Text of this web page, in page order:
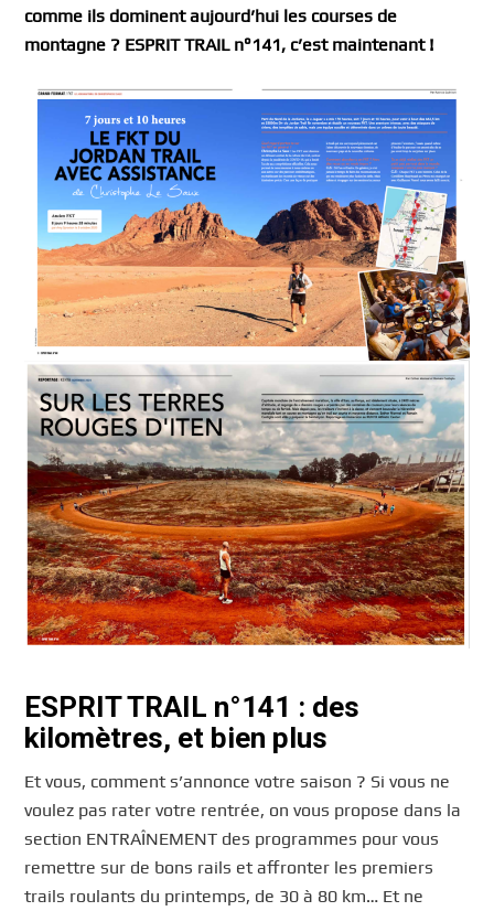
comme ils dominent aujourd’hui les courses de
montagne ? ESPRIT TRAIL n°141, c’est maintenant !
ESPRIT TRAIL n°141 : des
kilomètres, et bien plus
Et vous, comment s’annonce votre saison ? Si vous ne
voulez pas rater votre rentrée, on vous propose dans la
section ENTRAÎNEMENT des programmes pour vous
remettre sur de bons rails et affronter les premiers
trails roulants du printemps, de 30 à 80 km… Et ne